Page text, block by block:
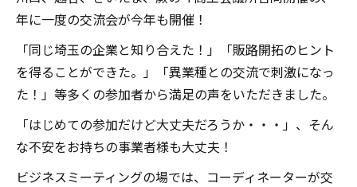
年に一度の交流会が今年も開催！
「同じ埼玉の企業と知り合えた！」「販路開拓のヒント
を得ることができた。」「異業種との交流で刺激になっ
た！」等多くの参加者から満足の声をいただきました。
「はじめての参加だけど大丈夫だろうか・・・」、そん
な不安をお持ちの事業者様も大丈夫！
ビジネスミーティングの場では、コーディネーターが交